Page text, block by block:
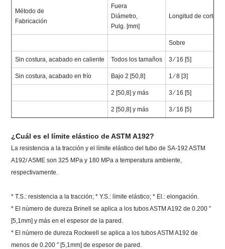
Método de
Fabricación
Fuera
Diámetro,
Pulg. [mm]
Longitud de corte,
Sobre
Sin costura, acabado en caliente Todos los tamaños 3 ⁄ 16 [5]
Sin costura, acabado en frío Bajo 2 [50,8] 1 ⁄ 8 [3]
2 [50,8] y más 3 ⁄ 16 [5]
2 [50,8] y más 3 ⁄ 16 [5]
¿Cuál es el límite elástico de ASTM A192?
La resistencia a la tracción y el límite elástico del tubo de SA-192 ASTM
A192/ ASME son 325 MPa y 180 MPa a temperatura ambiente,
respectivamente.
* T.S.: resistencia a la tracción; * Y.S.: límite elástico; * El.: elongación.
* El número de dureza Brinell se aplica a los tubos ASTM A192 de 0.200 ″
[5,1mm] y más en el espesor de la pared.
* El número de dureza Rockwell se aplica a los tubos ASTM A192 de
menos de 0.200 ″ [5,1mm] de espesor de pared.